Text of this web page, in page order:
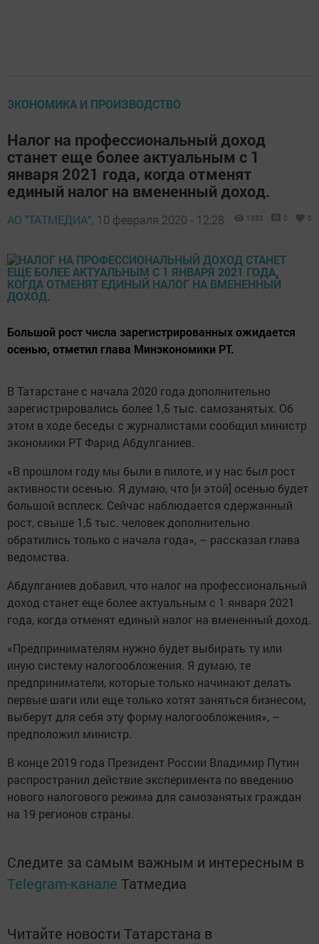
ЭКОНОМИКА И ПРОИЗВОДСТВО
Налог на профессиональный доход
станет еще более актуальным с 1
января 2021 года, когда отменят
единый налог на вмененный доход.
АО "ТАТМЕДИА", 10 февраля 2020 - 12:28 1353 0 0
Большой рост числа зарегистрированных ожидается
осенью, отметил глава Минэкономики РТ.
В Татарстане с начала 2020 года дополнительно
зарегистрировались более 1,5 тыс. самозанятых. Об
этом в ходе беседы с журналистами сообщил министр
экономики РТ Фарид Абдулганиев.
«В прошлом году мы были в пилоте, и у нас был рост
активности осенью. Я думаю, что [и этой] осенью будет
большой всплеск. Сейчас наблюдается сдержанный
рост, свыше 1,5 тыс. человек дополнительно
обратились только с начала года», – рассказал глава
ведомства.
Абдулганиев добавил, что налог на профессиональный
доход станет еще более актуальным с 1 января 2021
года, когда отменят единый налог на вмененный доход.
«Предпринимателям нужно будет выбирать ту или
иную систему налогообложения. Я думаю, те
предприниматели, которые только начинают делать
первые шаги или еще только хотят заняться бизнесом,
выберут для себя эту форму налогообложения», –
предположил министр.
В конце 2019 года Президент России Владимир Путин
распространил действие эксперимента по введению
нового налогового режима для самозанятых граждан
на 19 регионов страны.
Следите за самым важным и интересным в
Telegram-канале Татмедиа
Читайте новости Татарстана в